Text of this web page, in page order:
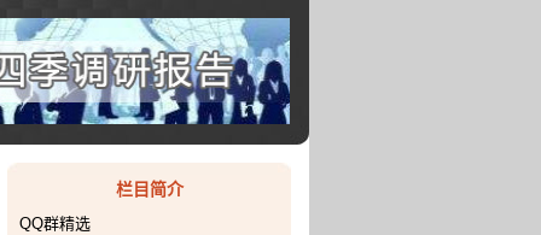
栏目简介
QQ群精选